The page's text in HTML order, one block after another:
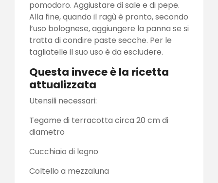
pomodoro. Aggiustare di sale e di pepe.
Alla fine, quando il ragù è pronto, secondo
l’uso bolognese, aggiungere la panna se si
tratta di condire paste secche. Per le
tagliatelle il suo uso è da escludere.
Questa invece è la ricetta
attualizzata
Utensili necessari:
Tegame di terracotta circa 20 cm di
diametro
Cucchiaio di legno
Coltello a mezzaluna